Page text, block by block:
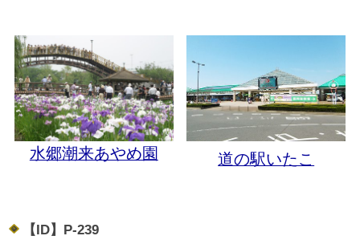
水郷潮来あやめ園 道の駅いたこ
【ID】 P-239